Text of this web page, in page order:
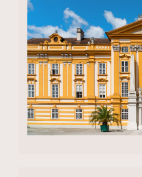
TAG 8 -
Er ist umgeben von
Landschaft und in